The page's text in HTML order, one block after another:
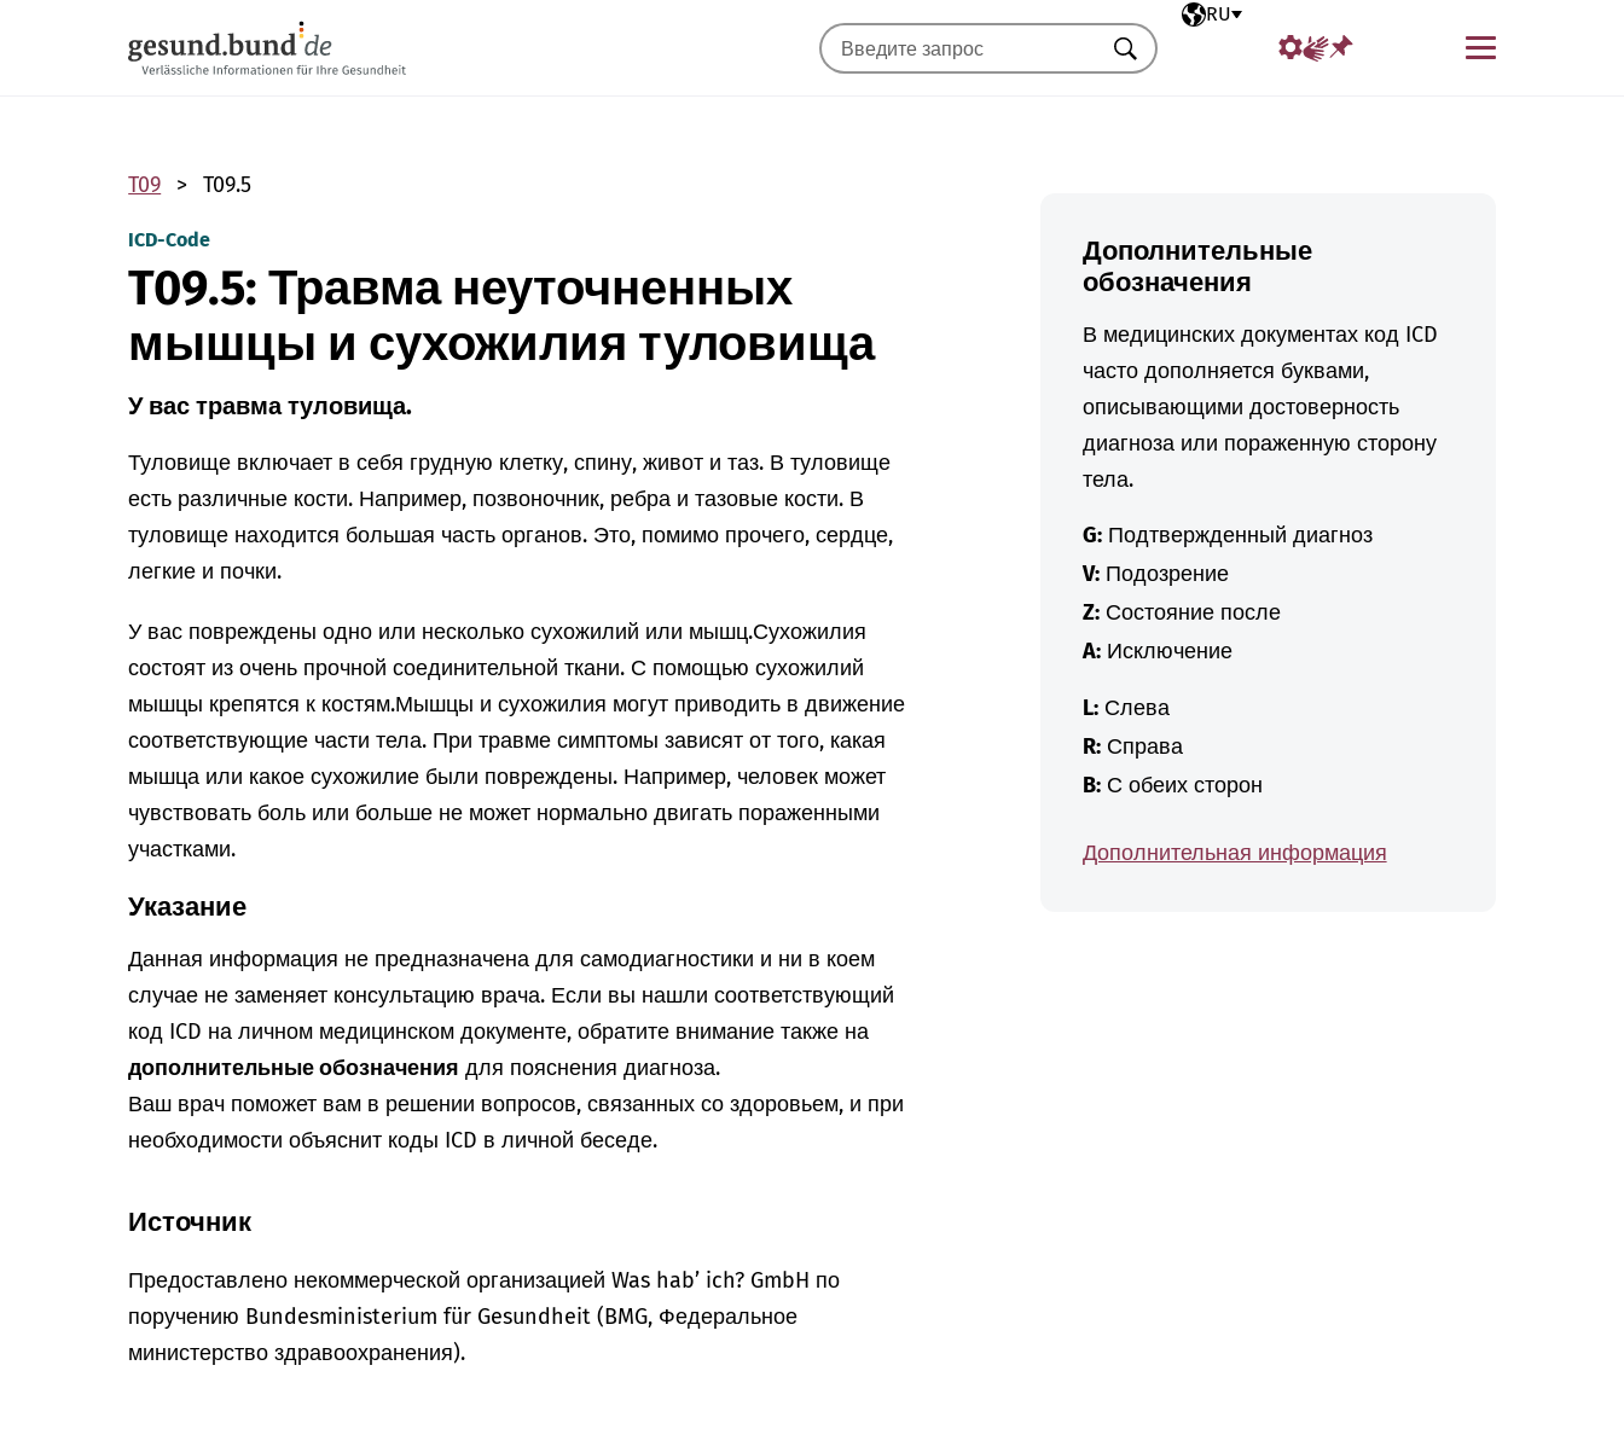
Выбранный язык
RU
Меню
Искать
T09 T09.5
ICD-Code
T09.5: Травма неуточненных
мышцы и сухожилия туловища
У вас травма туловища.
Туловище включает в себя грудную клетку, спину, живот и таз. В туловище
есть различные кости. Например, позвоночник, ребра и тазовые кости. В
туловище находится большая часть органов. Это, помимо прочего, сердце,
легкие и почки.
У вас повреждены одно или несколько сухожилий или мышц.Сухожилия
состоят из очень прочной соединительной ткани. С помощью сухожилий
мышцы крепятся к костям.Мышцы и сухожилия могут приводить в движение
соответствующие части тела. При травме симптомы зависят от того, какая
мышца или какое сухожилие были повреждены. Например, человек может
чувствовать боль или больше не может нормально двигать пораженными
участками.
Указание
Данная информация не предназначена для самодиагностики и ни в коем
случае не заменяет консультацию врача. Если вы нашли соответствующий
код ICD на личном медицинском документе, обратите внимание также на
дополнительные обозначения для пояснения диагноза.
Ваш врач поможет вам в решении вопросов, связанных со здоровьем, и при
необходимости объяснит коды ICD в личной беседе.
Источник
Предоставлено некоммерческой организацией Was hab’ ich? GmbH по
поручению Bundesministerium für Gesundheit (BMG, Федеральное
министерство здравоохранения).
Дополнительные
обозначения
В медицинских документах код ICD
часто дополняется буквами,
описывающими достоверность
диагноза или пораженную сторону
тела.
G:Подтвержденный диагноз
V:Подозрение
Z:Состояние после
A:Исключение
L:Слева
R:Справа
B:С обеих сторон
Дополнительная информация